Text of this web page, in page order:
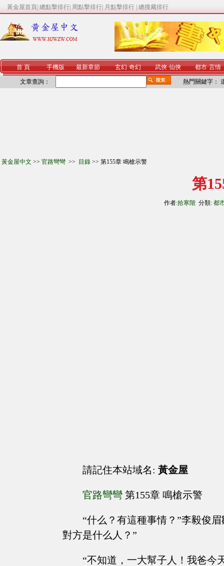
黃金屋首頁 總點擊排行 周點擊排行 月點擊排行 總搜藏排行
首 頁 手機版 最新章節 玄幻·奇幻 武俠·仙俠 都市·言情
文章查詢： 熱門關鍵字：
黃金屋中文 >> 官路彎彎 >> 目錄 >> 第155章 鳴槍示警
第
作者:拾寒階 分類: 都
請記住本站域名: 黃金屋
官路彎彎 第155章 鳴槍示警
“什么？有這種事情？”李毅俊
對方是什么人？”
“不知道，一大幫子人！我爸今